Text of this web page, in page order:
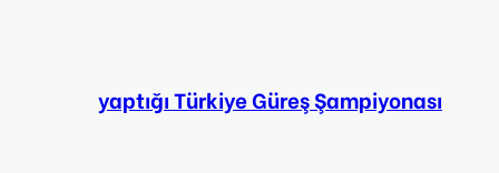
yaptığı Türkiye Güreş Şampiyonası